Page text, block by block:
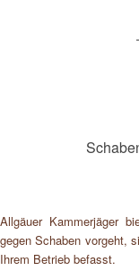
Allgäuer Kammerjäger
gegen Schaben vorgeht,
Ihrem Betrieb befasst.